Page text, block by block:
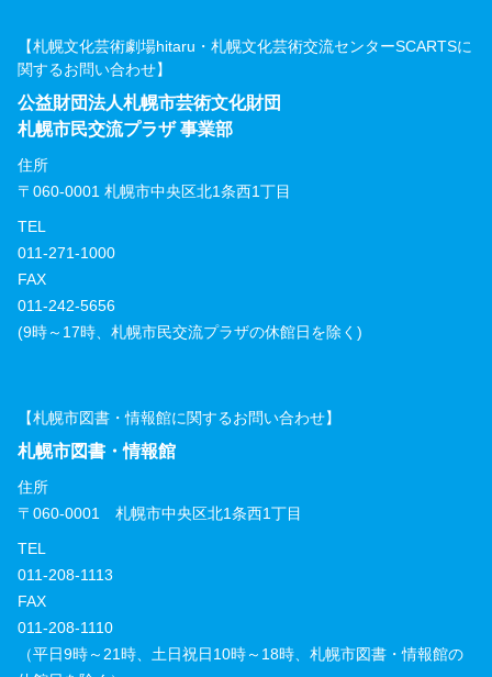
【札幌文化芸術劇場hitaru・札幌文化芸術交流センターSCARTSに
関するお問い合わせ】
公益財団法人札幌市芸術文化財団
札幌市民交流プラザ 事業部
住所
〒060-0001 札幌市中央区北1条西1丁目
TEL
011-271-1000
FAX
011-242-5656
(9時～17時、札幌市民交流プラザの休館日を除く)
【札幌市図書・情報館に関するお問い合わせ】
札幌市図書・情報館
住所
〒060-0001 札幌市中央区北1条西1丁目
TEL
011-208-1113
FAX
011-208-1110
（平日9時～21時、土日祝日10時～18時、札幌市図書・情報館の